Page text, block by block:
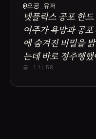
@오공_유저
넷플릭스 공포 한
여주가 욕망과 공
에 숨겨진 비밀을
는데 바로 정주행했
금 11:58